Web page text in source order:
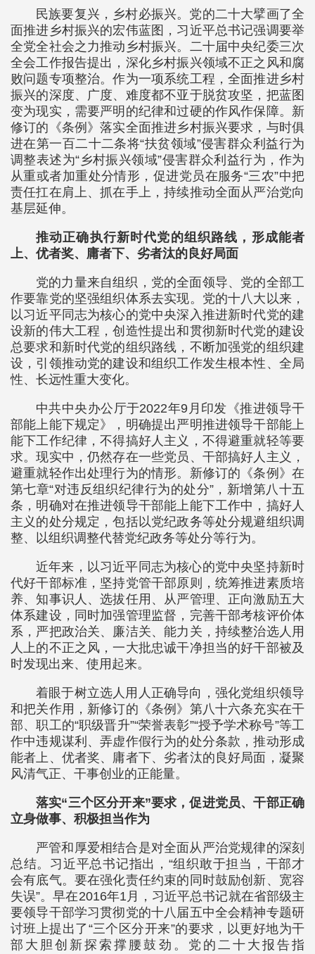
民族要复兴，乡村必振兴。党的二十大擘画了全
面推进乡村振兴的宏伟蓝图，习近平总书记强调要举
全党全社会之力推动乡村振兴。二十届中央纪委三次
全会工作报告提出，深化乡村振兴领域不正之风和腐
败问题专项整治。作为一项系统工程，全面推进乡村
振兴的深度、广度、难度都不亚于脱贫攻坚，把蓝图
变为现实，需要严明的纪律和过硬的作风作保障。新
修订的《条例》落实全面推进乡村振兴要求，与时俱
进在第一百二十二条将“扶贫领域”侵害群众利益行为
调整表述为“乡村振兴领域”侵害群众利益行为，作为
从重或者加重处分情形，促进党员在服务“三农”中把
责任扛在肩上、抓在手上，持续推动全面从严治党向
基层延伸。
推动正确执行新时代党的组织路线，形成能者
上、优者奖、庸者下、劣者汰的良好局面
党的力量来自组织，党的全面领导、党的全部工
作要靠党的坚强组织体系去实现。党的十八大以来，
以习近平同志为核心的党中央深入推进新时代党的建
设新的伟大工程，创造性提出和贯彻新时代党的建设
总要求和新时代党的组织路线，不断加强党的组织建
设，引领推动党的建设和组织工作发生根本性、全局
性、长远性重大变化。
中共中央办公厅于2022年9月印发《推进领导干
部能上能下规定》，明确提出严明推进领导干部能上
能下工作纪律，不得搞好人主义，不得避重就轻等要
求。现实中，仍然存在一些党员、干部搞好人主义，
避重就轻作出处理行为的情形。新修订的《条例》在
第七章“对违反组织纪律行为的处分”，新增第八十五
条，明确对在推进领导干部能上能下工作中，搞好人
主义的处分规定，包括以党纪政务等处分规避组织调
整、以组织调整代替党纪政务等处分等行为。
近年来，以习近平同志为核心的党中央坚持新时
代好干部标准，坚持党管干部原则，统筹推进素质培
养、知事识人、选拔任用、从严管理、正向激励五大
体系建设，同时加强管理监督，完善干部考核评价体
系，严把政治关、廉洁关、能力关，持续整治选人用
人上的不正之风，一大批忠诚干净担当的好干部被及
时发现出来、使用起来。
着眼于树立选人用人正确导向，强化党组织领导
和把关作用，新修订的《条例》第八十六条充实在干
部、职工的“职级晋升”“荣誉表彰”“授予学术称号”等工
作中违规谋利、弄虚作假行为的处分条款，推动形成
能者上、优者奖、庸者下、劣者汰的良好局面，凝聚
风清气正、干事创业的正能量。
落实“三个区分开来”要求，促进党员、干部正确
立身做事、积极担当作为
严管和厚爱相结合是对全面从严治党规律的深刻
总结。习近平总书记指出，“组织敢于担当，干部才
会有底气。要在强化责任约束的同时鼓励创新、宽容
失误”。早在2016年1月，习近平总书记就在省部级主
要领导干部学习贯彻党的十八届五中全会精神专题研
讨班上提出了“三个区分开来”的要求，以更好地为干
部大胆创新探索撑腰鼓劲。党的二十大报告指